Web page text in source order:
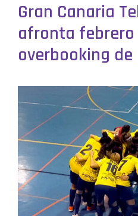
Gran Canaria
afronta febrero
overbooking